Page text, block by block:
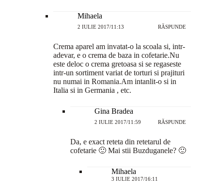
Mihaela
2 IULIE 2017/11:13 RĂSPUNDE
Crema aparel am invatat-o la scoala si, intr-
adevar, e o crema de baza in cofetarie.Nu
este deloc o crema gretoasa si se regaseste
intr-un sortiment variat de torturi si prajituri
nu numai in Romania.Am intanlit-o si in
Italia si in Germania , etc.
Gina Bradea
2 IULIE 2017/11:59 RĂSPUNDE
Da, e exact reteta din retetarul de
cofetarie 🙂 Mai stii Buzduganele? 🙂
Mihaela
3 IULIE 2017/16:11